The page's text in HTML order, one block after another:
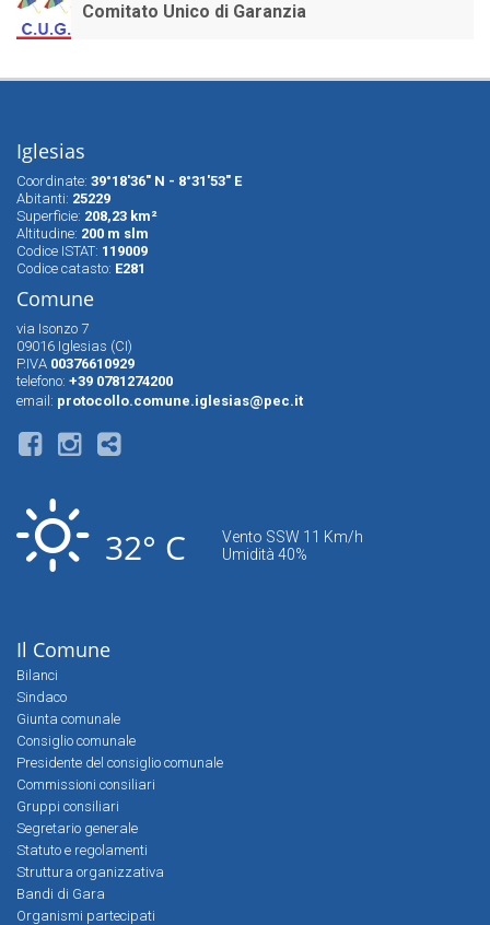
Comitato Unico di Garanzia
Iglesias
Coordinate: 39°18'36" N - 8°31'53" E
Abitanti: 25229
Superfìcie: 208,23 km²
Altitudine: 200 m slm
Codice ISTAT: 119009
Codice catasto: E281
Comune
via Isonzo 7
09016 Iglesias (CI)
P.IVA 00376610929
telefono: +39 0781274200
email: protocollo.comune.iglesias@pec.it
32° C
Vento SSW 11 Km/h
Umidità 40%
Il Comune
Bilanci
Sindaco
Giunta comunale
Consiglio comunale
Presidente del consiglio comunale
Commissioni consiliari
Gruppi consiliari
Segretario generale
Statuto e regolamenti
Struttura organizzativa
Bandi di Gara
Organismi partecipati